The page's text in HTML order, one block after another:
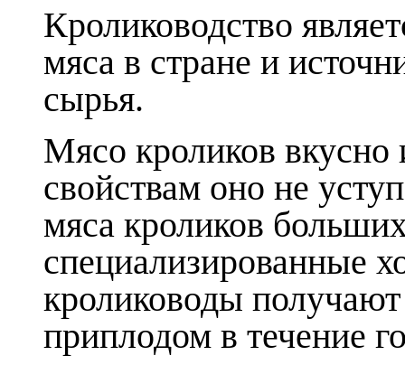
Кролиководство
мяса в стране и
сырья.
Мясо кроликов вкусно
свойствам оно не
мяса кроликов
специализированные
кролиководы
приплодом в течение